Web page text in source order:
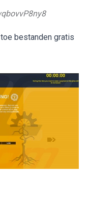
bestanden gratis